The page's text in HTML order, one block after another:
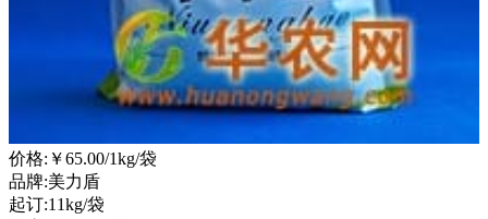
价格: ￥65.00/1kg/袋
品牌:美力盾
起订:11kg/袋